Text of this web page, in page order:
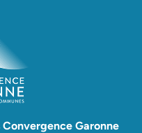
Garonne